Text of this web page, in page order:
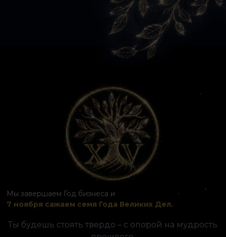
Мы завершаем Год бизнеса и
7 ноября сажаем семя Года Великих Дел.
Ты будешь стоять твердо – с опорой на мудрость